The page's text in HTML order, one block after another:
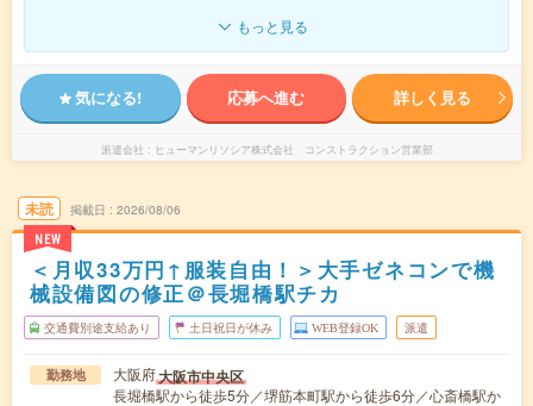
もっと見る
気になる! 応募へ進む 詳しく見る
派遣会社 ヒューマンリソシア株式会社 コンストラクション営業部
未読
NEW
掲載日 2026/08/06
＜月収33万円↑服装自由！＞大手ゼネコンで機
械設備図の修正＠長堀橋駅チカ
交通費別途支給あり 土日祝日が休み WEB登録OK 派遣
勤務地 大阪府大阪市中央区
長堀橋駅から徒歩5分／堺筋本町駅から徒歩6分／心斎橋駅か